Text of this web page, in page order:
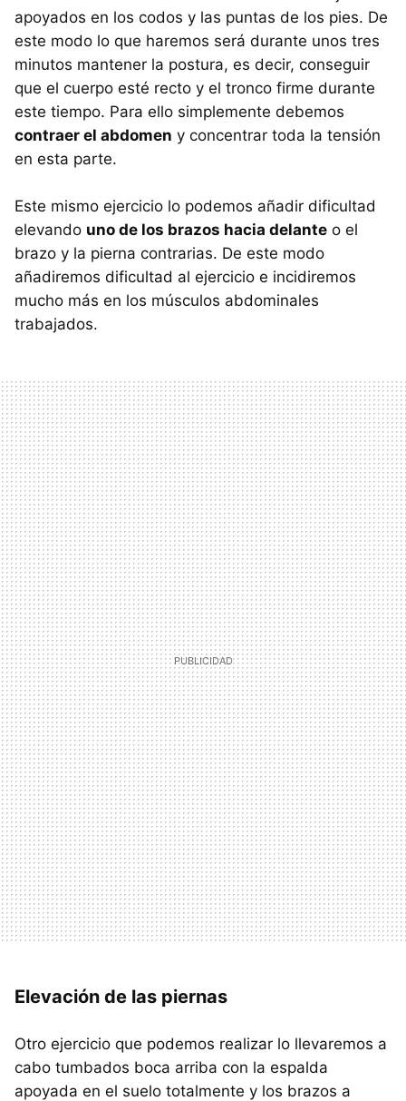
apoyados en los codos y las puntas de los pies. De
este modo lo que haremos será durante unos tres
minutos mantener la postura, es decir, conseguir
que el cuerpo esté recto y el tronco firme durante
este tiempo. Para ello simplemente debemos
contraer el abdomen y concentrar toda la tensión
en esta parte.
Este mismo ejercicio lo podemos añadir dificultad
elevando uno de los brazos hacia delante o el
brazo y la pierna contrarias. De este modo
añadiremos dificultad al ejercicio e incidiremos
mucho más en los músculos abdominales
trabajados.
Elevación de las piernas
Otro ejercicio que podemos realizar lo llevaremos a
cabo tumbados boca arriba con la espalda
apoyada en el suelo totalmente y los brazos a